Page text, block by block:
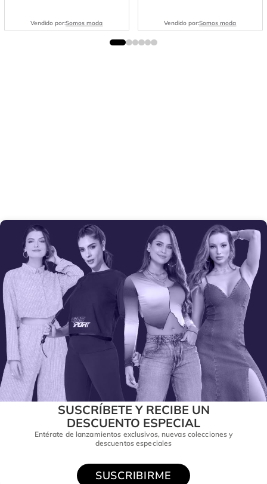
Vendido por:Somos moda Vendido por:Somos moda
SUSCRÍBETE Y RECIBE UN
DESCUENTO ESPECIAL
Entérate de lanzamientos exclusivos, nuevas colecciones y
descuentos especiales
SUSCRIBIRME